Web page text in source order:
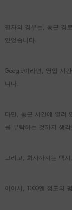
필자의 경우는, 통근 경
있었습니다.
Google이라면, 영업 시
니다.
다만, 통근 시간에 열려
를 부탁하는 것까지 생
그리고, 회사까지는 택
이어서, 1000엔 정도의